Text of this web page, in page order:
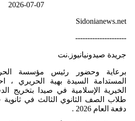
2026-07-07
Sidonianews.net
---------------------
جريدة صيدونيانيوز.نت
برعاية وحضور رئيس مؤسسة
المستدامة السيدة بهية الحريري ،
الخيرية الإسلامية في صيدا بتخريج
طلاب الصف الثانوي الثالث في
دفعة العام 2026 .